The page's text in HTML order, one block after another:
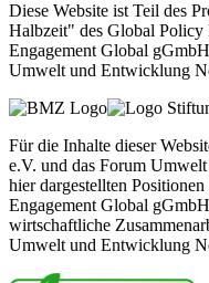
Diese Website ist Teil des
Halbzeit" des Global Policy
Engagement Global
Umwelt und Entwicklung
Für die Inhalte dieser
e.V. und das Forum
hier dargestellten
Engagement Global
wirtschaftliche
Umwelt und Entwicklung